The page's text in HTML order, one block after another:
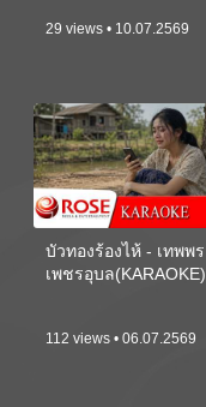
29 views • 10.07.2569
บัวทองร้องไห้ - เทพพร
เพชรอุบล(KARAOKE)
112 views • 06.07.2569